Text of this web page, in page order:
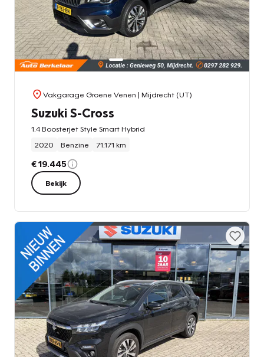
Vakgarage Groene Venen | Mijdrecht (UT)
Suzuki S-Cross
1.4 Boosterjet Style Smart Hybrid
2020
Benzine 71.171 km
€ 19.445
Bekijk